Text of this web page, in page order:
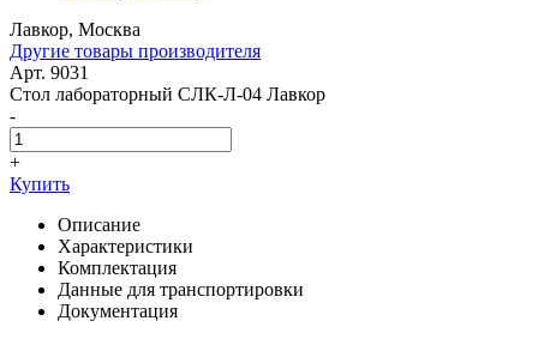
Лавкор, Москва
Другие товары производителя
Арт. 9031
Стол лабораторный СЛК-Л-04 Лавкор
-
+
Купить
Описание
Характеристики
Комплектация
Данные для транспортировки
Документация